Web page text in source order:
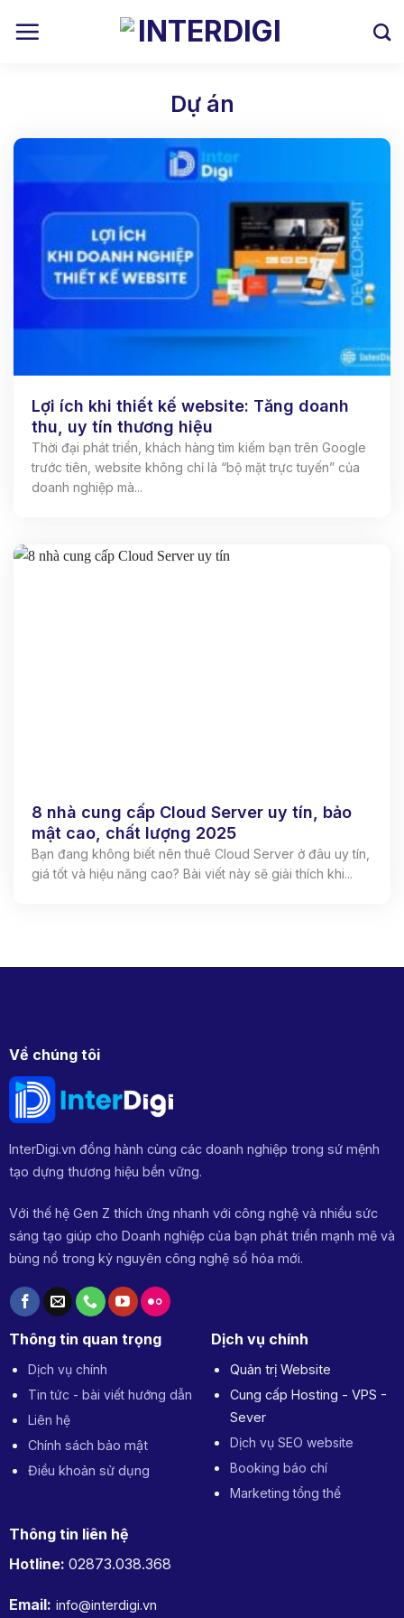
Dự án
Lợi ích khi thiết kế website: Tăng doanh
thu, uy tín thương hiệu
Thời đại phát triển, khách hàng tìm kiếm bạn trên Google
trước tiên, website không chỉ là “bộ mặt trực tuyến” của
doanh nghiệp mà...
8 nhà cung cấp Cloud Server uy tín, bảo
mật cao, chất lượng 2025
Bạn đang không biết nên thuê Cloud Server ở đâu uy tín,
giá tốt và hiệu năng cao? Bài viết này sẽ giải thích khi...
Về chúng tôi
InterDigi.vn đồng hành cùng các doanh nghiệp trong sứ mệnh
tạo dựng thương hiệu bền vững.
Với thế hệ Gen Z thích ứng nhanh với công nghệ và nhiều sức
sáng tạo giúp cho Doanh nghiệp của bạn phát triển mạnh mẽ và
bùng nổ trong kỷ nguyên công nghệ số hóa mới.
Thông tin quan trọng
Dịch vụ chính
Tin tức - bài viết hướng dẫn
Liên hệ
Chính sách bảo mật
Điều khoản sử dụng
Dịch vụ chính
Quản trị Website
Cung cấp Hosting - VPS -
Sever
Dịch vụ SEO website
Booking báo chí
Marketing tổng thể
Thông tin liên hệ
Hotline: 02873.038.368
Email: info@interdigi.vn